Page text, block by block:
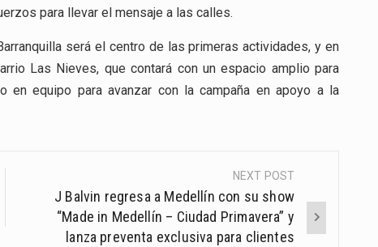
para llevar el mensaje a las calles.
será el centro de las primeras actividades, y en
Las Nieves, que contará con un espacio amplio para
en equipo para avanzar con la campaña en apoyo a la
NEXT POST
J Balvin regresa a Medellín con su show
“Made in Medellín – Ciudad Primavera” y
lanza preventa exclusiva para clientes